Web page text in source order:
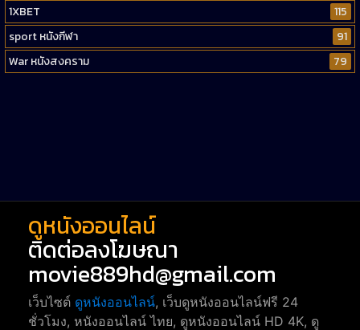
1XBET
115
sport หนังกีฬา
91
War หนังสงคราม
79
ดูหนังออนไลน์
ติดต่อลงโฆษณา
movie889hd@gmail.com
เว็บไซต์ ดูหนังออนไลน์, เว็บดูหนังออนไลน์ฟรี 24
ชั่วโมง, หนังออนไลน์ ไทย, ดูหนังออนไลน์ HD 4K, ดู